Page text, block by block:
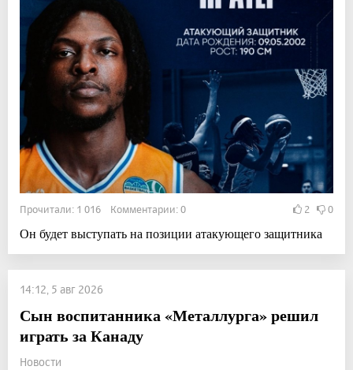
Прочитали: 1 016 Комментарии: 0 2 0
Он будет выступать на позиции атакующего защитника
14:12, 5 авг 2026
Сын воспитанника «Металлурга» решил
играть за Канаду
Новости